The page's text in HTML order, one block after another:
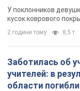
лет назад
У поклонников
кусок коврового
2 години тому 8,5 т.
Заботилась об
учителей: в
области